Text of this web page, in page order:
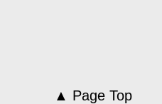
▲ Page Top